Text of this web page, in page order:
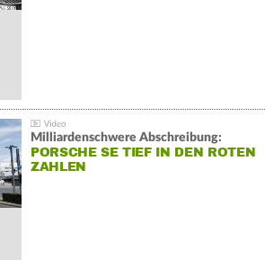
Milliardenschwere Abschreibung:
PORSCHE SE TIEF IN DEN ROTEN
ZAHLEN